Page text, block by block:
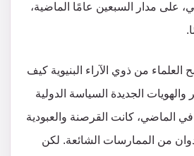
على مدار السبعين عامًا الماضية،
من ذوي الآراء البنيوية كيف
والهويات الجديدة السياسة الدولية
في الماضي، كانت القرصنة والعبودية
من الممارسات الشائعة. لكن